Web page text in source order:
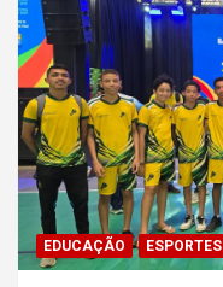
EDUCAÇÃO ESPORTES